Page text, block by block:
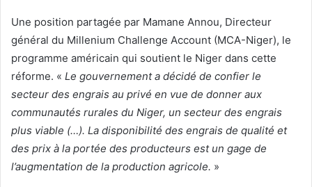
Une position partagée par Mamane Annou, Directeur
général du Millenium Challenge Account (MCA-Niger), le
programme américain qui soutient le Niger dans cette
réforme. « Le gouvernement a décidé de confier le
secteur des engrais au privé en vue de donner aux
communautés rurales du Niger, un secteur des engrais
plus viable (…). La disponibilité des engrais de qualité et
des prix à la portée des producteurs est un gage de
l’augmentation de la production agricole. »